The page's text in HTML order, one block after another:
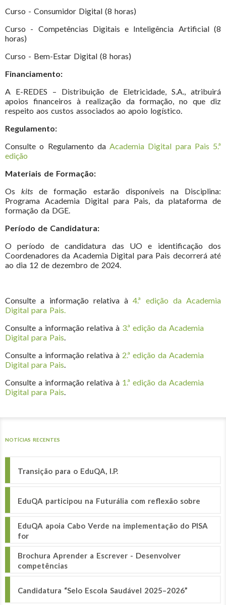
Curso - Consumidor Digital (8 horas)
Curso - Competências Digitais e Inteligência Artificial (8
horas)
Curso - Bem-Estar Digital (8 horas)
Financiamento:
A E-REDES – Distribuição de Eletricidade, S.A., atribuirá
apoios financeiros à realização da formação, no que diz
respeito aos custos associados ao apoio logístico.
Regulamento:
Consulte o Regulamento da Academia Digital para Pais 5.ª
edição
Materiais de Formação:
Oskits de formação estarão disponíveis na Disciplina:
Programa Academia Digital para Pais, da plataforma de
formação da DGE.
Período de Candidatura:
O período de candidatura das UO e identificação dos
Coordenadores da Academia Digital para Pais decorrerá até
ao dia 12 de dezembro de 2024.
Consulte a informação relativa à4.ª edição da Academia
Digital para Pais.
Consulte a informação relativa à 3.ª edição da Academia
Digital para Pais.
Consulte a informação relativa à 2.ª edição da Academia
Digital para Pais.
Consulte a informação relativa à 1.ª edição da Academia
Digital para Pais.
NOTÍCIAS RECENTES
Transição para o EduQA, I.P.
EduQA participou na Futurália com reflexão sobre
EduQA apoia Cabo Verde na implementação do PISA
for
Brochura Aprender a Escrever - Desenvolver
competências
Candidatura “Selo Escola Saudável 2025–2026”